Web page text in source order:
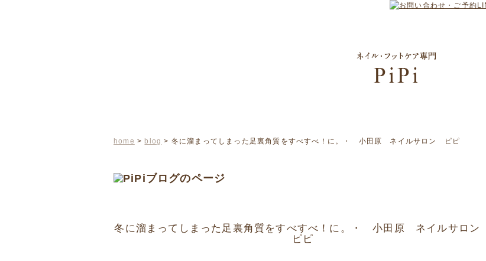
home > blog > 冬に溜まってしまった足裏角質をすべすべ！に。・ 小田原 ネイルサロン ピピ
冬に溜まってしまった足裏角質をすべすべ！に。・ 小田原 ネイルサロン
ピピ